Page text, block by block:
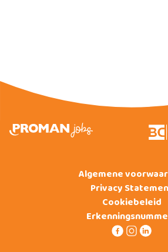
Algemene
Privacy
Cookiebeleid